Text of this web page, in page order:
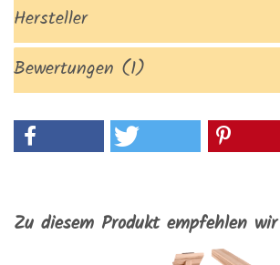
Hersteller
Bewertungen (1)
Zu diesem Produkt empfehlen